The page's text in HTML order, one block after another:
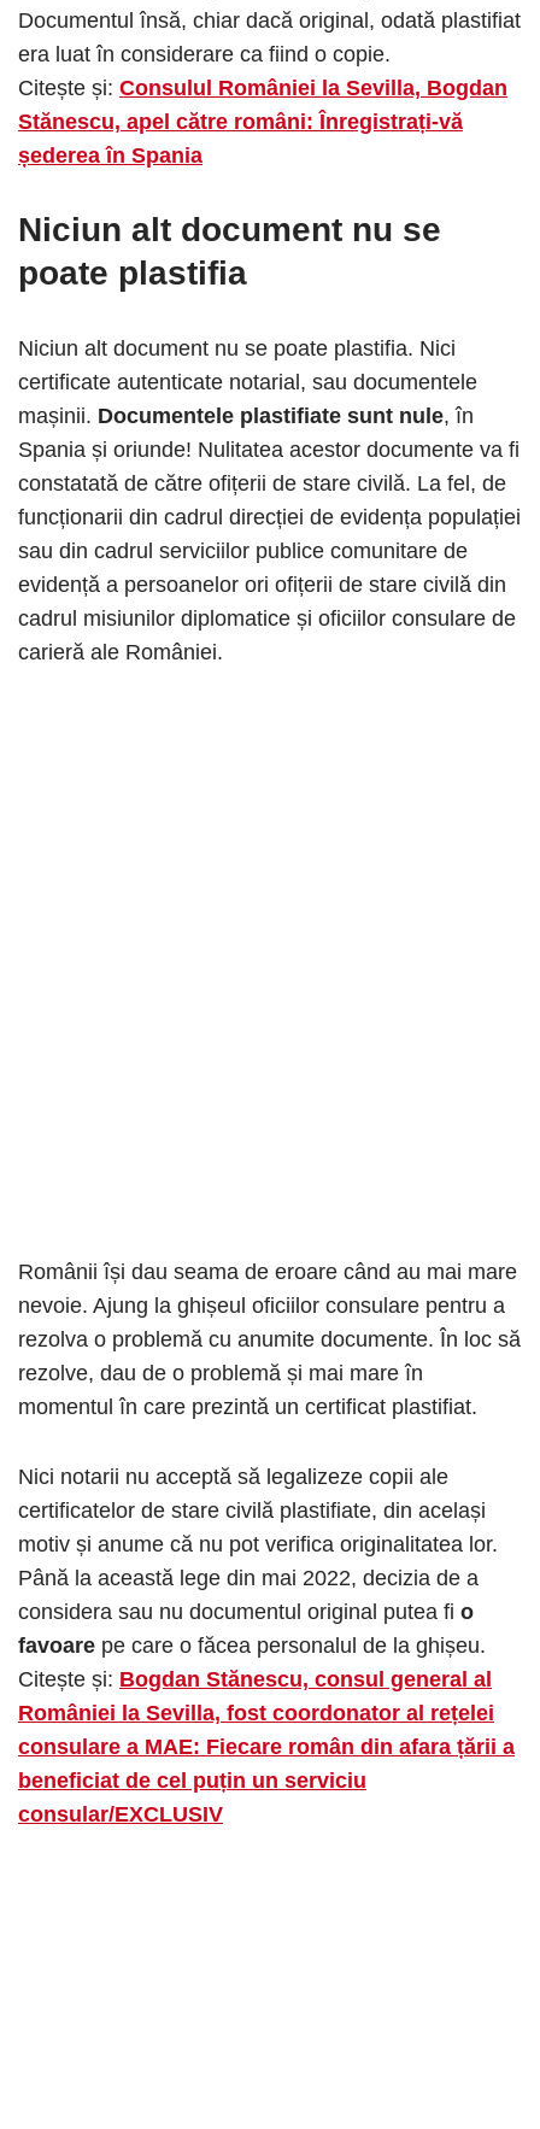
Documentul însă, chiar dacă original, odată plastifiat
era luat în considerare ca fiind o copie.
Citește și: Consulul României la Sevilla, Bogdan
Stănescu, apel către români: Înregistrați-vă
șederea în Spania
Niciun alt document nu se
poate plastifia
Niciun alt document nu se poate plastifia. Nici
certificate autenticate notarial, sau documentele
mașinii. Documentele plastifiate sunt nule, în
Spania și oriunde! Nulitatea acestor documente va fi
constatată de către ofițerii de stare civilă. La fel, de
funcționarii din cadrul direcției de evidența populației
sau din cadrul serviciilor publice comunitare de
evidență a persoanelor ori ofițerii de stare civilă din
cadrul misiunilor diplomatice și oficiilor consulare de
carieră ale României.
Românii își dau seama de eroare când au mai mare
nevoie. Ajung la ghișeul oficiilor consulare pentru a
rezolva o problemă cu anumite documente. În loc să
rezolve, dau de o problemă și mai mare în
momentul în care prezintă un certificat plastifiat.
Nici notarii nu acceptă să legalizeze copii ale
certificatelor de stare civilă plastifiate, din același
motiv și anume că nu pot verifica originalitatea lor.
Până la această lege din mai 2022, decizia de a
considera sau nu documentul original putea fi o
favoare pe care o făcea personalul de la ghișeu.
Citește și: Bogdan Stănescu, consul general al
României la Sevilla, fost coordonator al rețelei
consulare a MAE: Fiecare român din afara țării a
beneficiat de cel puțin un serviciu
consular/EXCLUSIV